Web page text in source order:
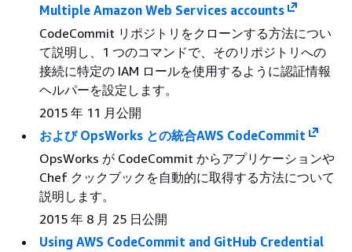
Multiple Amazon Web Services accounts
CodeCommit リポジトリをクローンする方法につい
て説明し、1 つのコマンドで、そのリポジトリへの
接続に特定の IAM ロールを使用するように認証情報
ヘルパーを設定します。
2015 年 11 月公開
および OpsWorks との統合AWS CodeCommit
OpsWorks が CodeCommit からアプリケーションや
Chef クックブックを自動的に取得する方法について
説明します。
2015 年 8 月 25 日公開
Using AWS CodeCommit and GitHub Credential